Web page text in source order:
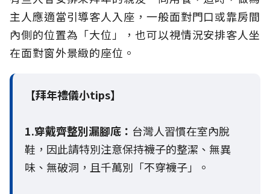
主人應適當引導客人入座，一般面對門口或靠房間
內側的位置為「大位」，也可以視情況安排客人坐
在面對窗外景緻的座位。
【拜年禮儀小tips】
1.穿戴齊整別漏腳底： 台灣人習慣在室內脫
鞋，因此請特別注意保持襪子的整潔、無異
味、無破洞，且千萬別「不穿襪子」。